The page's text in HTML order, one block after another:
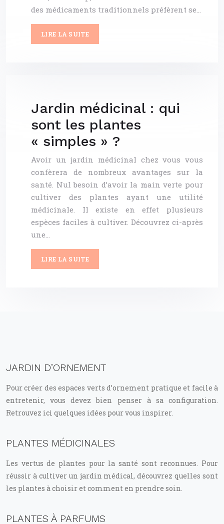
des médicaments traditionnels préfèrent se…
LIRE LA SUITE
Jardin médicinal : qui
sont les plantes
« simples » ?
Avoir un jardin médicinal chez vous vous
confèrera de nombreux avantages sur la
santé. Nul besoin d’avoir la main verte pour
cultiver des plantes ayant une utilité
médicinale. Il existe en effet plusieurs
espèces faciles à cultiver. Découvrez ci-après
une…
LIRE LA SUITE
JARDIN D’ORNEMENT
Pour créer des espaces verts d’ornement pratique et facile à
entretenir, vous devez bien penser à sa configuration.
Retrouvez ici quelques idées pour vous inspirer.
PLANTES MÉDICINALES
Les vertus de plantes pour la santé sont reconnues. Pour
réussir à cultiver un jardin médical, découvrez quelles sont
les plantes à choisir et comment en prendre soin.
PLANTES À PARFUMS